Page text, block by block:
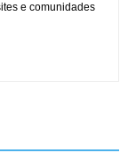
e comunidades